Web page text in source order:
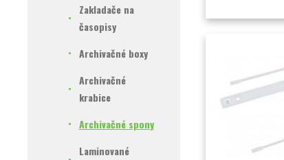
Zakladače na
časopisy
Archivačné boxy
Archivačné
krabice
Archivačné spony
Laminované